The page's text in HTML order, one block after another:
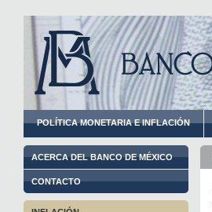
POLÍTICA MONETARIA E INFLACIÓN
ACERCA DEL BANCO DE MÉXICO
CONTACTO